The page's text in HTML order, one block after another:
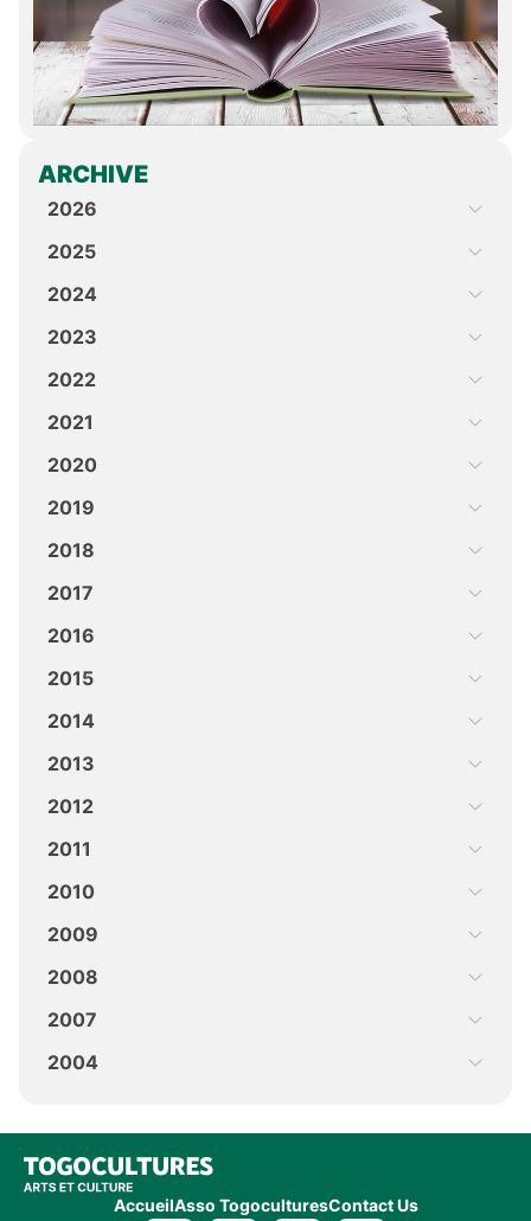
ARCHIVE
2026
2025
2024
2023
2022
2021
2020
2019
2018
2017
2016
2015
2014
2013
2012
2011
2010
2009
2008
2007
2004
AccueilAsso TogoculturesContact Us